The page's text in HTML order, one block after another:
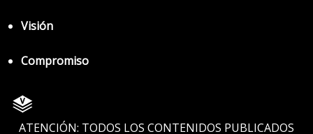
Visión
Compromiso
ATENCIÓN: TODOS LOS CONTENIDOS PUBLICADOS